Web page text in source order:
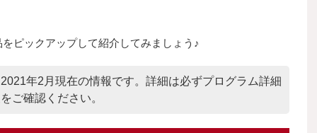
ピックアップして紹介してみましょう♪
年2月現在の情報です。詳細は必ずプログラム詳細
ご確認ください。